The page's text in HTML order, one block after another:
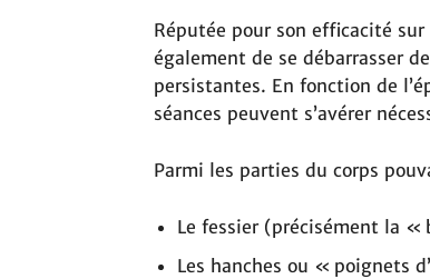
Réputée pour son efficacité
également de se débarrasser
persistantes. En fonction de
séances peuvent s’avérer
Parmi les parties du corps
Le fessier (précisément la «
Les hanches ou « poignets